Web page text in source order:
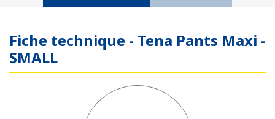
Fiche technique - Tena Pants Maxi -
SMALL